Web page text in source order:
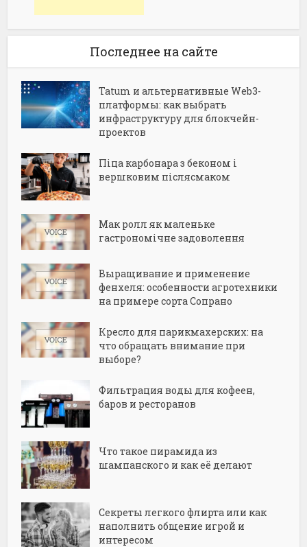
Последнее на сайте
Tatum и альтернативные Web3-
платформы: как выбрать
инфраструктуру для блокчейн-
проектов
Піца карбонара з беконом і
вершковим післясмаком
Мак ролл як маленьке
гастрономічне задоволення
Выращивание и применение
фенхеля: особенности агротехники
на примере сорта Сопрано
Кресло для парикмахерских: на
что обращать внимание при
выборе?
Фильтрация воды для кофеен,
баров и ресторанов
Что такое пирамида из
шампанского и как её делают
Секреты легкого флирта или как
наполнить общение игрой и
интересом